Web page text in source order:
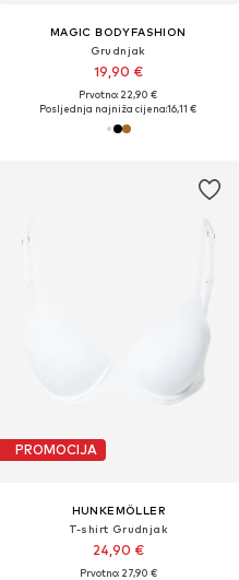
MAGIC BODYFASHION
Grudnjak
19,90 €
Prvotno: 22,90 €
Posljednja najniža cijena:16,11 €
PROMOCIJA
HUNKEMÖLLER
T-shirt Grudnjak
24,90 €
Prvotno: 27,90 €